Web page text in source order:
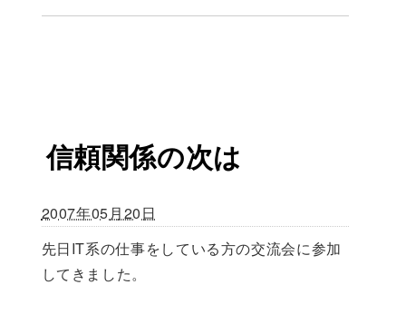
信頼関係の次は
2007年05月20日
先日IT系の仕事をしている方の交流会に参加
してきました。